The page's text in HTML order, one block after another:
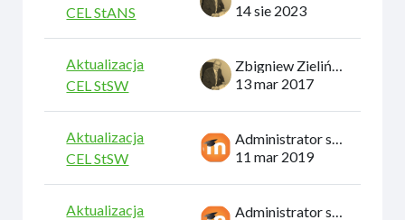
CEL StANS
14 sie 2023
Aktualizacja
CEL StSW
13 mar 2017
Aktualizacja
CEL StSW
11 mar 2019
Aktualizacja